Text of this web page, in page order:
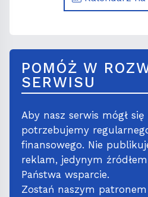
POMÓŻ W
SERWISU
Aby nasz serwis mógł
potrzebujemy
finansowego. Nie
reklam, jedynym
Państwa wsparcie.
Zostań naszym